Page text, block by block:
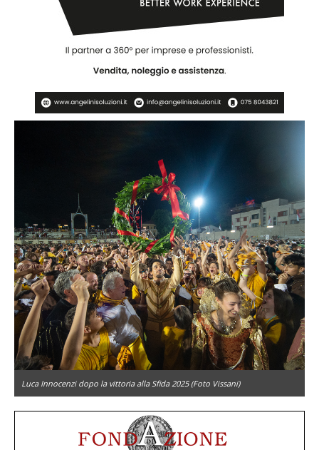
Luca Innocenzi dopo la vittoria alla Sfida 2025 (Foto Vissani)